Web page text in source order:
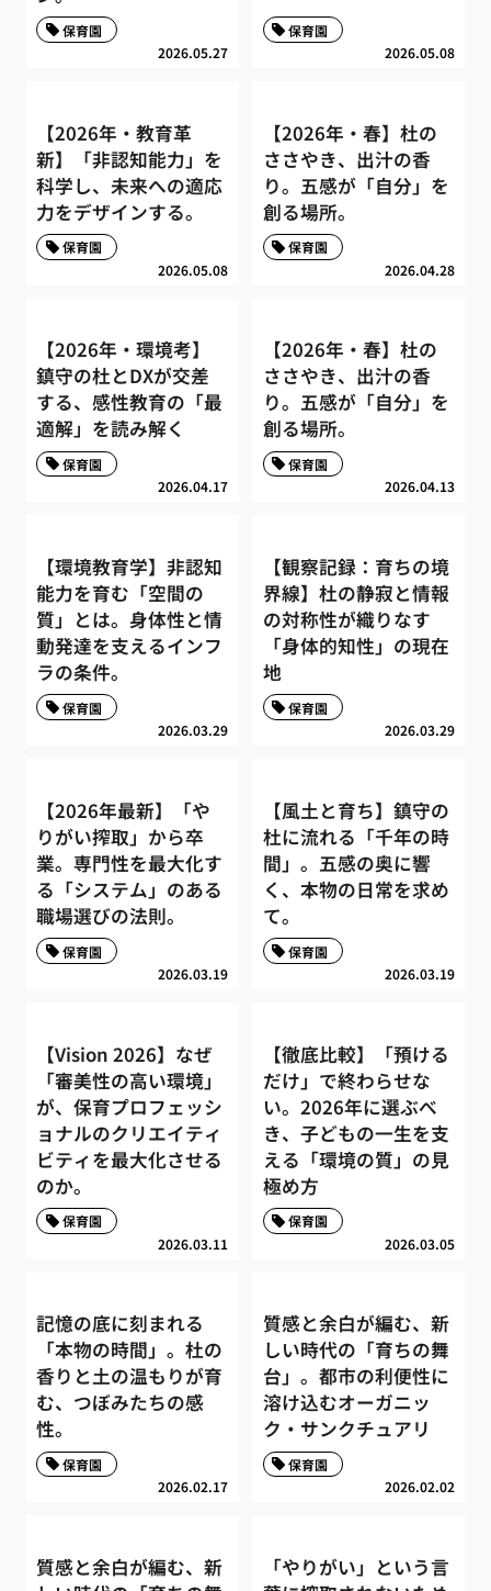
2026.05.27
保育園
2026.05.08
保育園
【2026年・教育革
新】「非認知能力」を
科学し、未来への適応
力をデザインする。
2026.05.08
保育園
【2026年・春】杜の
ささやき、出汁の香
り。五感が「自分」を
創る場所。
2026.04.28
保育園
【2026年・環境考】
鎮守の杜とDXが交差
する、感性教育の「最
適解」を読み解く
2026.04.17
保育園
【2026年・春】杜の
ささやき、出汁の香
り。五感が「自分」を
創る場所。
2026.04.13
保育園
【環境教育学】非認知
能力を育む「空間の
質」とは。身体性と情
動発達を支えるインフ
ラの条件。
2026.03.29
保育園
【観察記録：育ちの境
界線】杜の静寂と情報
の対称性が織りなす
「身体的知性」の現在
地
2026.03.29
保育園
【2026年最新】「や
りがい搾取」から卒
業。専門性を最大化す
る「システム」のある
職場選びの法則。
2026.03.19
保育園
【風土と育ち】鎮守の
杜に流れる「千年の時
間」。五感の奥に響
く、本物の日常を求め
て。
2026.03.19
保育園
【Vision 2026】なぜ
「審美性の高い環境」
が、保育プロフェッシ
ョナルのクリエイティ
ビティを最大化させる
のか。
2026.03.11
保育園
【徹底比較】「預ける
だけ」で終わらせな
い。2026年に選ぶべ
き、子どもの一生を支
える「環境の質」の見
極め方
2026.03.05
保育園
記憶の底に刻まれる
「本物の時間」。杜の
香りと土の温もりが育
む、つぼみたちの感
性。
2026.02.17
保育園
質感と余白が編む、新
しい時代の「育ちの舞
台」。都市の利便性に
溶け込むオーガニッ
ク・サンクチュアリ
2026.02.02
保育園
質感と余白が編む、新
「やりがい」という言